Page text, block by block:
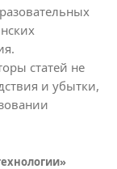
статей не
и убытки,